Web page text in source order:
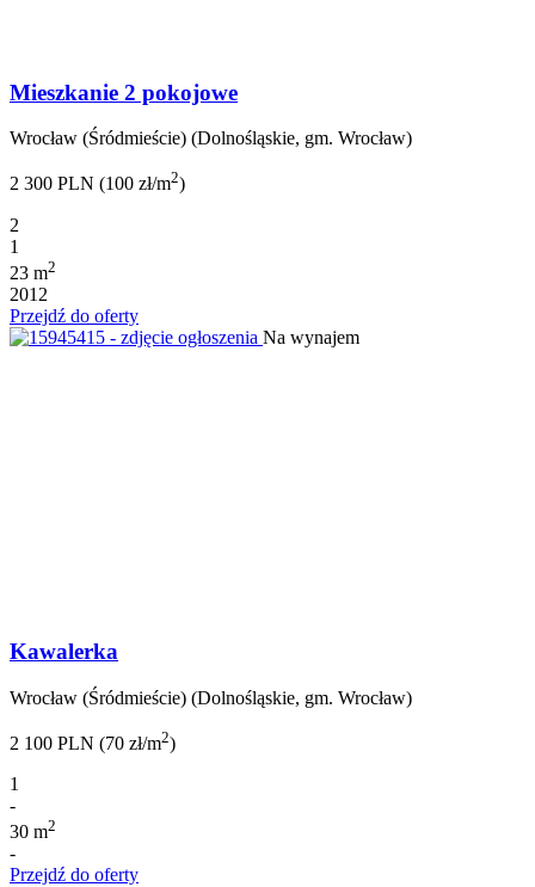
Mieszkanie 2 pokojowe
Wrocław (Śródmieście) (Dolnośląskie, gm. Wrocław)
2 300 PLN (100 zł/m2)
2
1
23 m2
2012
Przejdź do oferty
Na wynajem
Kawalerka
Wrocław (Śródmieście) (Dolnośląskie, gm. Wrocław)
2 100 PLN (70 zł/m2)
1
-
30 m2
-
Przejdź do oferty